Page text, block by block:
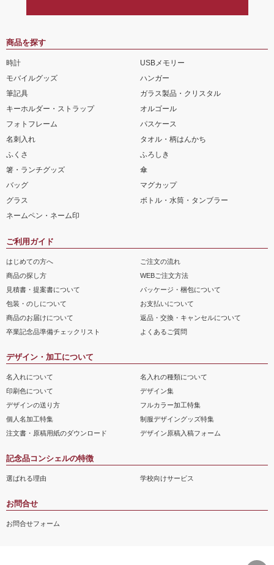
商品を探す
時計
USBメモリー
モバイルグッズ
ハンガー
筆記具
ガラス製品・クリスタル
キーホルダー・ストラップ
オルゴール
フォトフレーム
パスケース
名刺入れ
タオル・柄はんかち
ふくさ
ふろしき
箸・ランチグッズ
傘
バッグ
マグカップ
グラス
ボトル・水筒・タンブラー
ネームペン・ネーム印
ご利用ガイド
はじめての方へ
ご注文の流れ
商品の探し方
WEBご注文方法
見積書・提案書について
パッケージ・梱包について
包装・のしについて
お支払いについて
商品のお届けについて
返品・交換・キャンセルについて
卒業記念品準備チェックリスト
よくあるご質問
デザイン・加工について
名入れについて
名入れの種類について
印刷色について
デザイン集
デザインの送り方
フルカラー加工特集
個人名加工特集
制服デザイングッズ特集
注文書・原稿用紙のダウンロード
デザイン原稿入稿フォーム
記念品コンシェルの特徴
選ばれる理由 学校向けサービス
お問合せ
お問合せフォーム